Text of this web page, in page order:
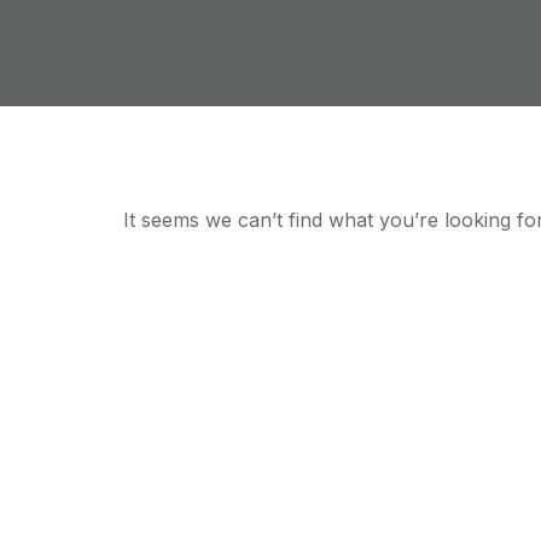
It seems we can’t find what you’re looking